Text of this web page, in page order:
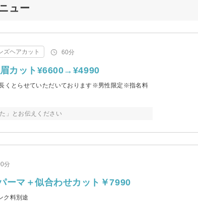
ュー
ズヘアカット 60分
眉カット¥6600→¥4990
くとらせていただいております※男性限定※指名料
」とお伝えください
分
ーマ＋似合わせカット￥7990
ク料別途